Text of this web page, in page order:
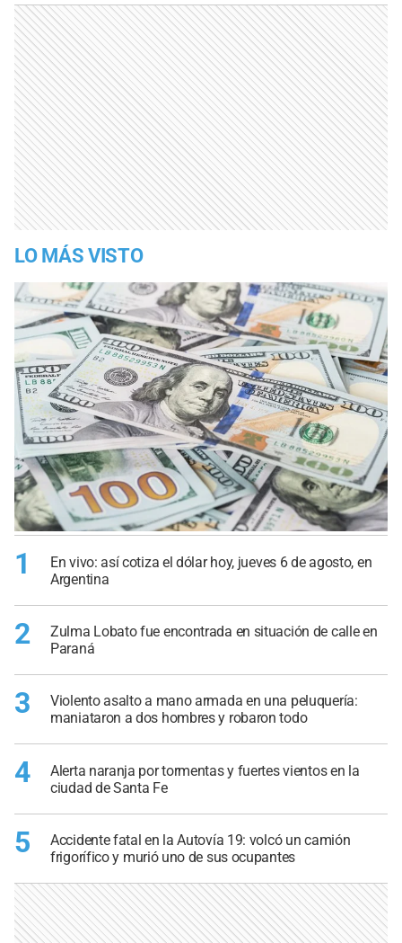
LO MÁS VISTO
1
En vivo: así cotiza el dólar hoy, jueves 6 de agosto, en
Argentina
2
Zulma Lobato fue encontrada en situación de calle en
Paraná
3
Violento asalto a mano armada en una peluquería:
maniataron a dos hombres y robaron todo
4
Alerta naranja por tormentas y fuertes vientos en la
ciudad de Santa Fe
5
Accidente fatal en la Autovía 19: volcó un camión
frigorífico y murió uno de sus ocupantes